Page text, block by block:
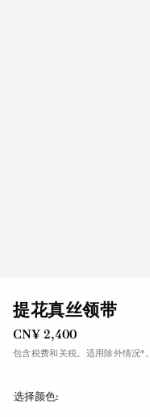
提花真丝领带
CN¥ 2,400
包含税费和关税。适用除外情况*。
选择颜色: